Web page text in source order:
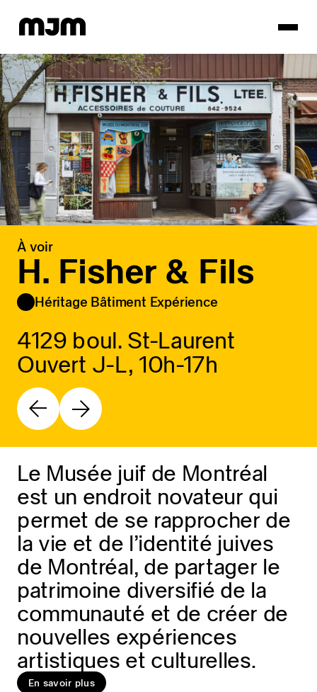
Homepage
À voir
H. Fisher & Fils
Héritage Bâtiment Expérience
4129 boul. St-Laurent
Ouvert J-L, 10h-17h
Le Musée juif de Montréal
est un endroit novateur qui
permet de se rapprocher de
la vie et de l’identité juives
de Montréal, de partager le
patrimoine diversifié de la
communauté et de créer de
nouvelles expériences
artistiques et culturelles.
En savoir plus